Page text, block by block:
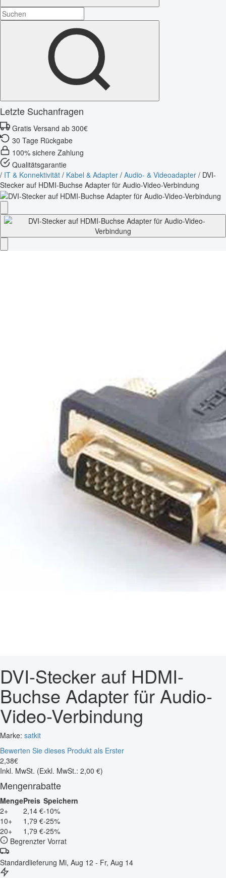
Letzte Suchanfragen
Gratis Versand ab 300€
30 Tage Rückgabe
100% sichere Zahlung
Qualitätsgarantie
/ IT & Konnektivität / Kabel & Adapter / Audio- & Videoadapter / DVI-
Stecker auf HDMI-Buchse Adapter für Audio-Video-Verbindung
DVI-Stecker auf HDMI-
Buchse Adapter für Audio-
Video-Verbindung
Marke: satkit
Bewerten Sie dieses Produkt als Erster
2,38€
Inkl. MwSt. (Exkl. MwSt.: 2,00 €)
Mengenrabatte
MengePreis Speichern
2+
2,14 €-10%
10+
1,79 €-25%
20+
1,79 €-25%
Begrenzter Vorrat
Standardlieferung Mi, Aug 12 - Fr, Aug 14